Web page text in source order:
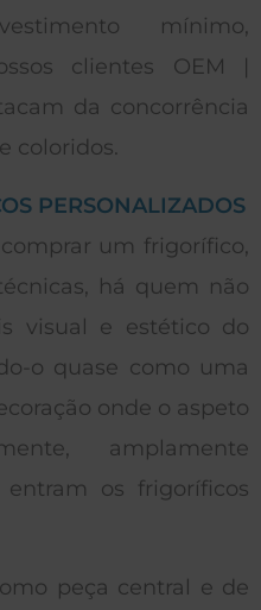
mínimo,
clientes OEM |
da concorrência
coloridos.
PERSONALIZADOS
um frigorífico,
há quem não
visual e estético do
o quase como uma
onde o aspeto
amplamente
os frigoríficos
peça central e de